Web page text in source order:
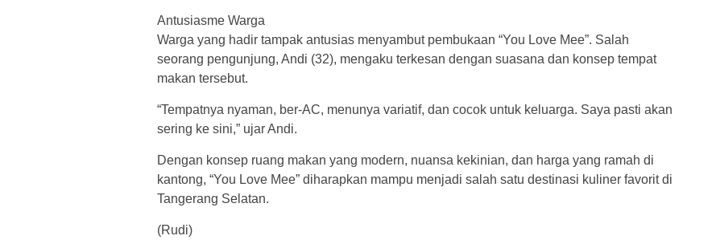
Antusiasme Warga
Warga yang hadir tampak antusias menyambut pembukaan “You Love Mee”. Salah
seorang pengunjung, Andi (32), mengaku terkesan dengan suasana dan konsep tempat
makan tersebut.
“Tempatnya nyaman, ber-AC, menunya variatif, dan cocok untuk keluarga. Saya pasti akan
sering ke sini,” ujar Andi.
Dengan konsep ruang makan yang modern, nuansa kekinian, dan harga yang ramah di
kantong, “You Love Mee” diharapkan mampu menjadi salah satu destinasi kuliner favorit di
Tangerang Selatan.
(Rudi)